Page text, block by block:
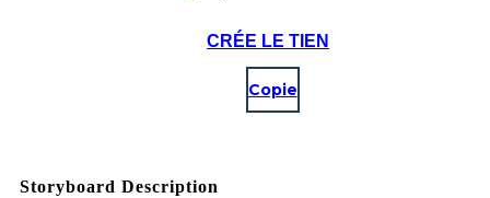
CRÉE LE TIEN
Copie
Storyboard Description